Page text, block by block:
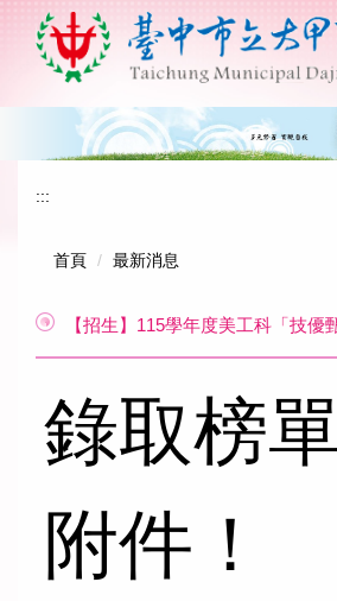
:::
首頁 最新消息
【招生】115學年度美工科「技優
錄取榜
附件！